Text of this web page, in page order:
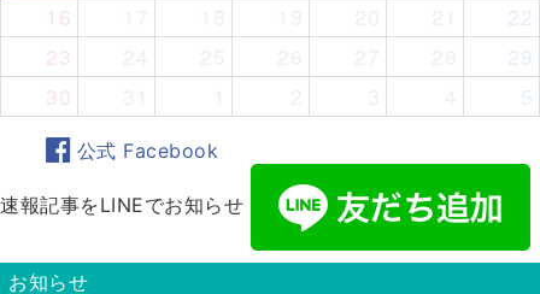
16
22
23
29
30
5
公式 Facebook
速報記事をLINEでお知らせ
お知らせ